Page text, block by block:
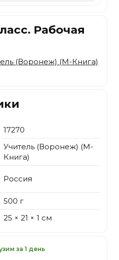
Рабочая
(Воронеж) (М-Книга)
17270
Учитель (Воронеж) (М-
Книга)
Россия
500 г
25 × 21 × 1 см
за 1 день